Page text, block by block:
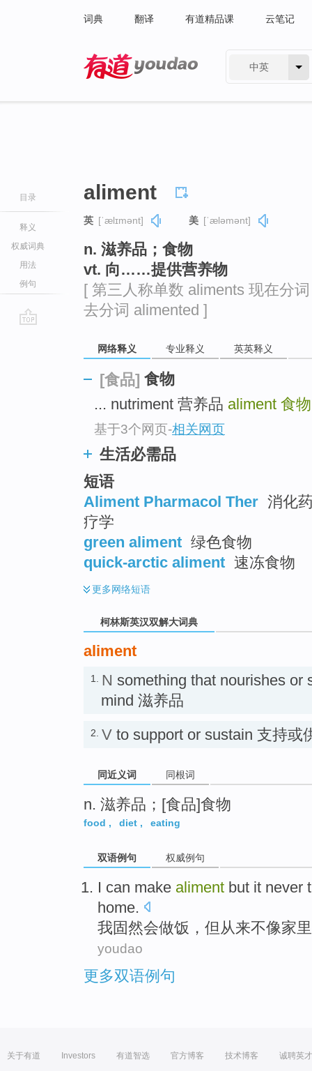
词典 翻译 有道精品课 云笔记
中英
目录
释义
权威词典
用法
例句
aliment
英 [ˈælɪmənt] 美 [ˈæləmənt]
n. 滋养品；食物
vt. 向……提供营养物
[ 第三人称单数 aliments 现在分
去分词 alimented ]
网络释义 专业释义 英英释义
[食品] 食物
... nutriment 营养品 aliment 食物
基于3个网页-相关网页
生活必需品
短语
Aliment Pharmacol Ther 消化
疗学
green aliment 绿色食物
quick-arctic aliment 速冻食物
更多网络短语
柯林斯英汉双解大词典
aliment
1. N something that nourishes or
mind 滋养品
2. V to support or sustain 支持或
同近义词 同根词
n. 滋养品；[食品]食物
food , diet , eating
双语例句 权威例句
I can make aliment but it never
home.
我固然会做饭 ， 但 从来不像家里
youdao
更多双语例句
关于有道 Investors 有道智选 官方博客 技术博客 诚聘英才